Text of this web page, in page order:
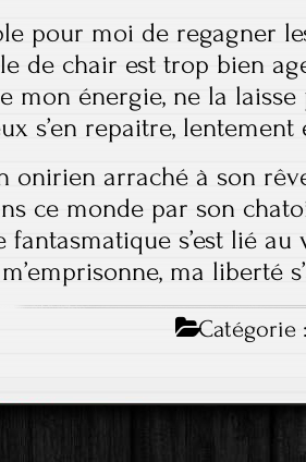
pour moi de regagner
de chair est trop bien
mon énergie, ne la
s’en repaitre,
onirien arraché à son
ce monde par son
fantasmatique s’est lié au
ma liberté
Catégorie